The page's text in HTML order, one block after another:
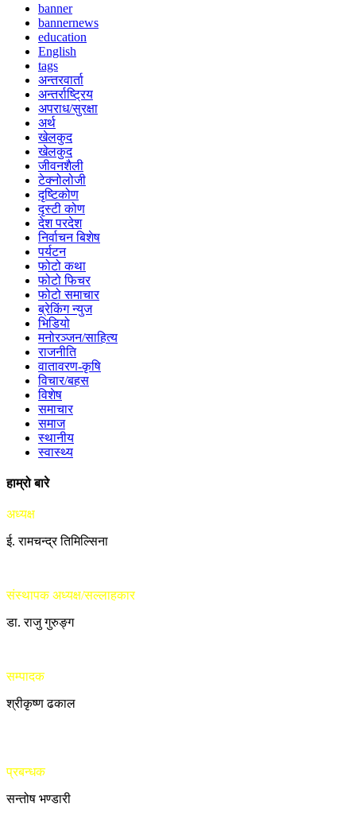
banner
bannernews
education
English
tags
अन्तरवार्ता
अन्तर्राष्ट्रिय
अपराध/सुरक्षा
अर्थ
खेलकुद
खेलकुद
जीवनशैली
टेक्नोलोजी
दृष्टिकोण
दृस्टी कोण
देश परदेश
निर्वाचन बिशेष
पर्यटन
फोटो कथा
फोटो फिचर
फोटो समाचार
ब्रेकिंग न्युज
भिडियो
मनोरञ्जन/साहित्य
राजनीति
वातावरण-कृषि
विचार/बहस
विशेष
समाचार
समाज
स्थानीय
स्वास्थ्य
हाम्रो बारे
अध्यक्ष
ई. रामचन्द्र तिमिल्सिना
संस्थापक अध्यक्ष/सल्लाहकार
डा. राजु गुरुङ्ग
सम्पादक
श्रीकृष्ण ढकाल
प्रबन्धक
सन्तोष भण्डारी